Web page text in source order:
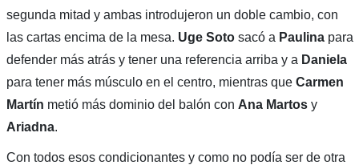
segunda mitad y ambas introdujeron un doble cambio, con
las cartas encima de la mesa. Uge Soto sacó a Paulinapara
defender más atrás y tener una referencia arriba y a Daniela
para tener más músculo en el centro, mientras que Carmen
Martín metió más dominio del balón con Ana Martosy
Ariadna.
Con todos esos condicionantes y como no podía ser de otra